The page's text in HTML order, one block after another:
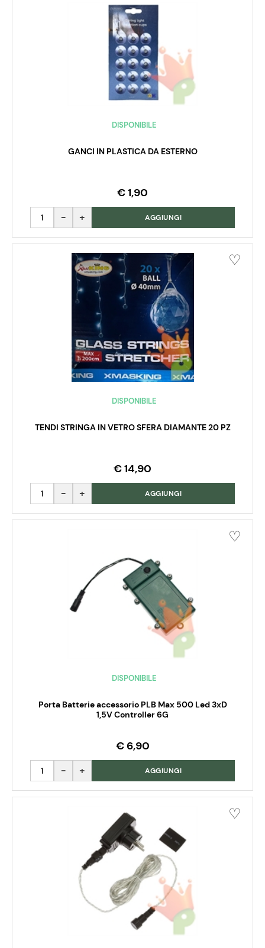
DISPONIBILE
GANCI IN PLASTICA DA ESTERNO
€ 1,90
Quantità AGGIUNGI
DISPONIBILE
TENDI STRINGA IN VETRO SFERA DIAMANTE 20 PZ
€ 14,90
Quantità AGGIUNGI
DISPONIBILE
Porta Batterie accessorio PLB Max 500 Led 3xD
1,5V Controller 6G
€ 6,90
Quantità AGGIUNGI